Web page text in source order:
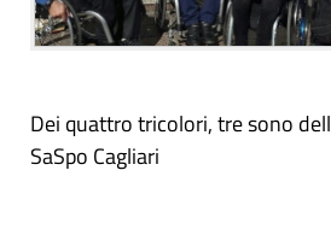
Dei quattro tricolori, tre sono
SaSpo Cagliari